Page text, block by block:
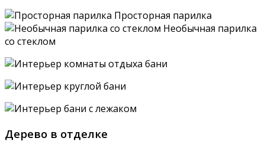
Просторная парилка
Необычная парилка
со стеклом
Дерево в отделке